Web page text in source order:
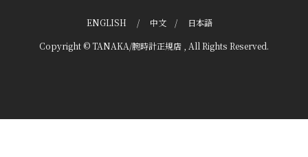
ENGLISH / 中文 / 日本語
Copyright © TANAKA/腕時計正規店 , All Rights Reserved.